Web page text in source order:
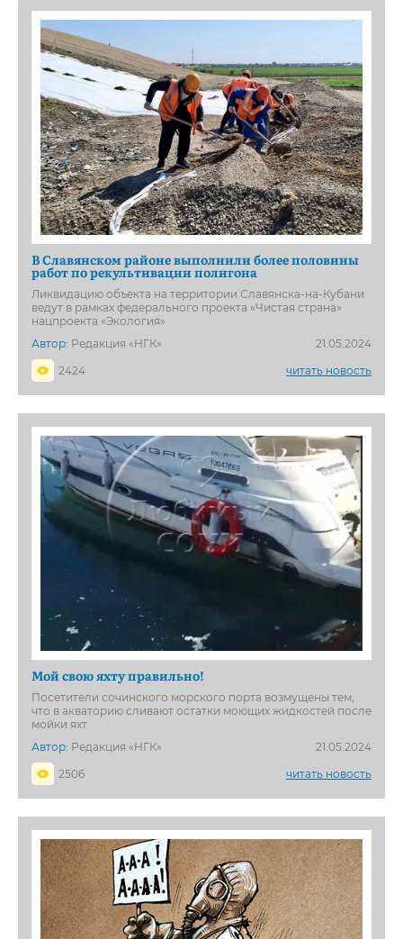
В Славянском районе выполнили более половины
работ по рекультивации полигона
Ликвидацию объекта на территории Славянска-на-Кубани
ведут в рамках федерального проекта «Чистая страна»
нацпроекта «Экология»
Автор: Редакция «НГК»
21.05.2024
2424
читать новость
Мой свою яхту правильно!
Посетители сочинского морского порта возмущены тем,
что в акваторию сливают остатки моющих жидкостей после
мойки яхт
Автор: Редакция «НГК»
21.05.2024
2506
читать новость